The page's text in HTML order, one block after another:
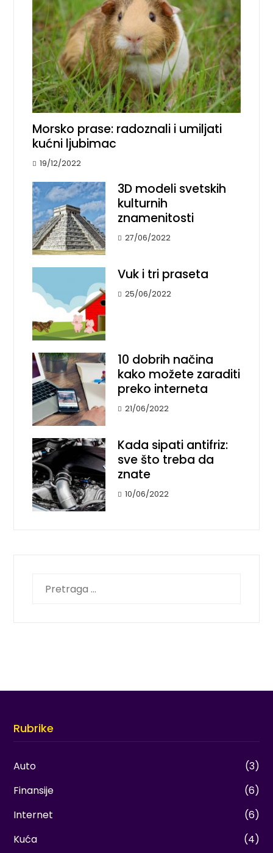
Morsko prase: radoznali i umiljati
kućni ljubimac
19/12/2022
3D modeli svetskih
kulturnih
znamenitosti
27/06/2022
Vuk i tri praseta
25/06/2022
10 dobrih načina
kako možete zaraditi
preko interneta
21/06/2022
Kada sipati antifriz:
sve što treba da
znate
10/06/2022
Rubrike
Auto
(3)
Finansije
(6)
Internet
(6)
Kuća
(4)